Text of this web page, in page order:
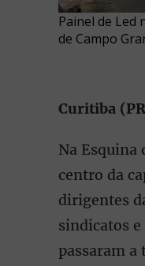
Painel de
de Campo
Curitiba
Na Esquina
centro da
dirigentes
sindicatos
passaram a